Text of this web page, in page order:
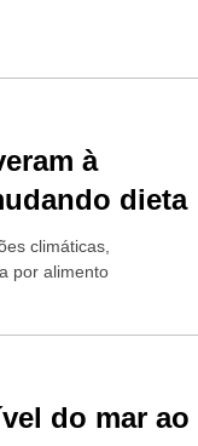
à
dieta
climáticas,
por alimento
do mar ao